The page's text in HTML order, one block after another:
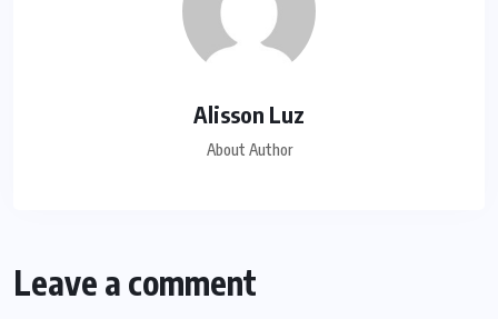
Alisson Luz
About Author
Leave a comment